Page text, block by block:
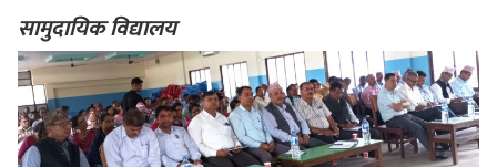
सामुदायिक विद्यालय